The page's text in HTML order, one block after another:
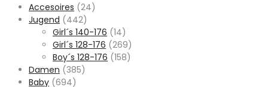
Accesoires (24)
Jugend (442)
Girl´s 140-176 (14)
Girl´s 128-176 (269)
Boy´s 128-176 (158)
Damen (385)
Baby (694)